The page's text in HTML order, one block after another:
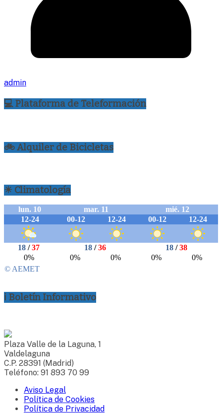
admin
💻 Plataforma de Teleformación
🚲 Alquiler de Bicicletas
☀ Climatología
ℹ Boletín Informativo
Plaza Valle de la Laguna, 1
Valdelaguna
C.P. 28391 (Madrid)
Teléfono: 91 893 70 99
Aviso Legal
Política de Cookies
Política de Privacidad